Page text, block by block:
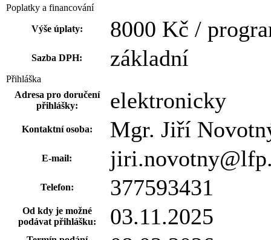
Poplatky a financování
Výše úplaty: 8000 Kč /
Sazba DPH: základní
Přihláška
Adresa pro doručení
přihlášky:
elektronicky
Kontaktní osoba: Mgr. Jiří
E-mail:
Telefon: 377593431
Od kdy je možné
podávat přihlášku:
03.11.2025